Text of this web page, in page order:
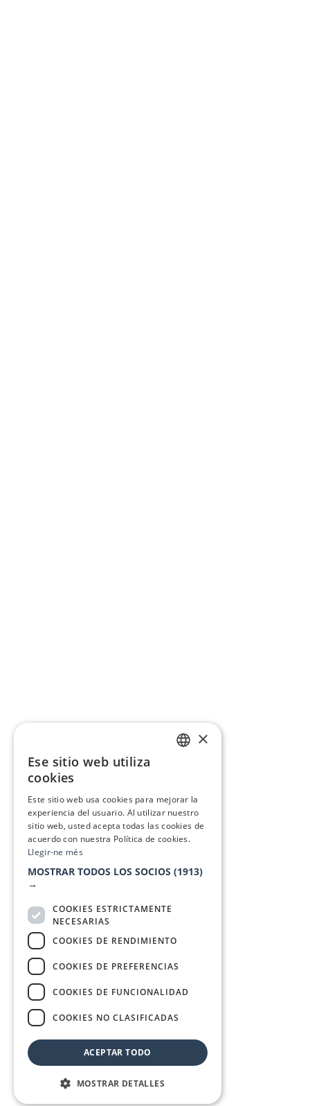
×
Ese sitio web utiliza
cookies
Este sitio web usa cookies para mejorar la
experiencia del usuario. Al utilizar nuestro
sitio web, usted acepta todas las cookies de
acuerdo con nuestra Política de cookies.
Llegir-ne més
MOSTRAR TODOS LOS SOCIOS (1913)
→
COOKIES ESTRICTAMENTE
NECESARIAS
COOKIES DE RENDIMIENTO
COOKIES DE PREFERENCIAS
COOKIES DE FUNCIONALIDAD
COOKIES NO CLASIFICADAS
ACEPTAR TODO
MOSTRAR DETALLES